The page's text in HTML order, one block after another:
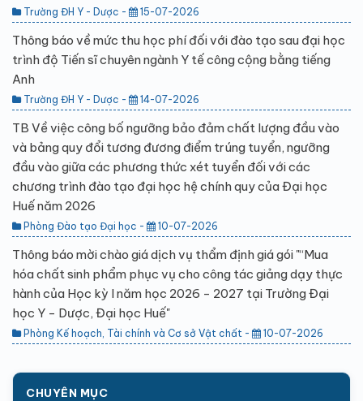
Trường ĐH Y - Dược - 15-07-2026
Thông báo về mức thu học phí đối với đào tạo sau đại học
trình độ Tiến sĩ chuyên ngành Y tế công cộng bằng tiếng
Anh
Trường ĐH Y - Dược - 14-07-2026
TB Về việc công bố ngưỡng bảo đảm chất lượng đầu vào
và bảng quy đổi tương đương điểm trúng tuyển, ngưỡng
đầu vào giữa các phương thức xét tuyển đối với các
chương trình đào tạo đại học hệ chính quy của Đại học
Huế năm 2026
Phòng Đào tạo Đại học - 10-07-2026
Thông báo mời chào giá dịch vụ thẩm định giá gói "“Mua
hóa chất sinh phẩm phục vụ cho công tác giảng dạy thực
hành của Học kỳ I năm học 2026 - 2027 tại Trường Đại
học Y - Dược, Đại học Huế"
Phòng Kế hoạch, Tài chính và Cơ sở Vật chất - 10-07-2026
CHUYÊN MỤC